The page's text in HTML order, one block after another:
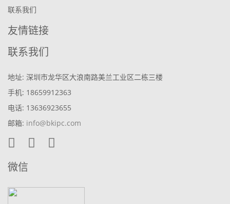
联系我们
友情链接
联系我们
地址: 深圳市龙华区大浪南路美兰工业区二栋三楼
手机: 18659912363
电话: 13636923655
邮箱: info@bkipc.com
微信